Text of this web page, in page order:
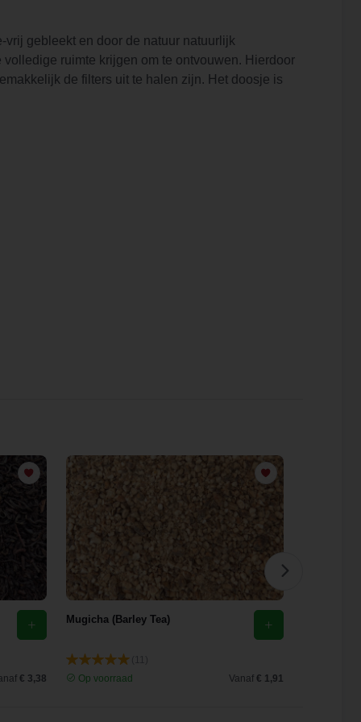
gebleekt en door de natuur natuurlijk
ruimte krijgen om te ontvouwen. Hierdoor
de filters uit te halen zijn. Het doosje is
€ 3,38
Mugicha (Barley Tea)
Op voorraad
Vanaf € 1,91